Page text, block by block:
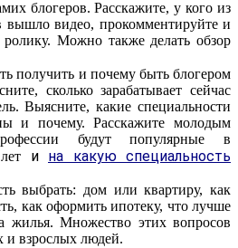
блогеров. Расскажите, у кого из
вышло видео, прокомментируйте и
Можно также делать обзор
получить и почему быть блогером
сколько зарабатывает сейчас
Выясните, какие специальности
и почему. Расскажите молодым
будут популярные в
и на какую специальность
выбрать: дом или квартиру, как
как оформить ипотеку, что лучше
жилья. Множество этих вопросов
и взрослых людей.